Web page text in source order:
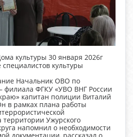
культуры 30 января 2026г
культуры
Начальник ОВО по
филиала ФГКУ «УВО ВНГ России
капитан полиции Виталий
в рамках плана работы
Ужурского
напомнил о необходимости